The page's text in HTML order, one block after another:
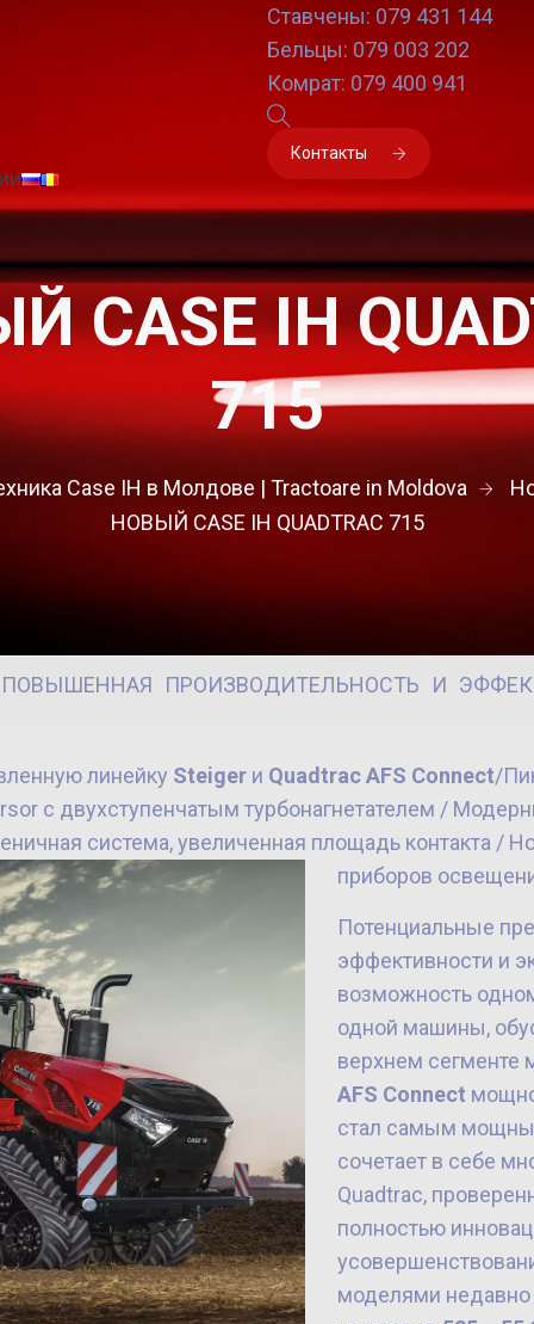
Ставчены: 079 431 144
Бельцы: 079 003 202
Комрат: 079 400 941
Контакты
CASE IH
715
Case IH в Молдове | Tractoare in Moldova
НОВЫЙ CASE IH QUADTRAC 715
ПРОИЗВОДИТЕЛЬНОСТЬ И
линейку Steiger и Quadtrac AFS Connect/
с двухступенчатым турбонагнетателем /
система, увеличенная площадь контакта /
приборов
Потенциальные
эффективности и
возможность
одной машины,
верхнем сегменте
AFS Connect
стал самым
сочетает в себе
Quadtrac,
полностью
моделями